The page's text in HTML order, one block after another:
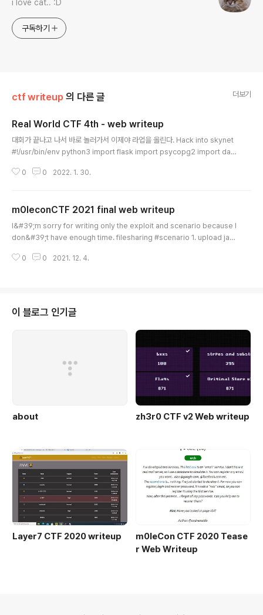
i love cat.. :D
구독하기
ctf writeup 의 다른 글 더보기
Real World CTF 4th - web writeup
대회가 끝나고 나서 바로 놀러가서 이제야 라업을 올린다. Hack into skynet
#!/usr/bin/env python3 import flask import psycopg2 import dat
(__name__, static_url_path='') skynet = Skynet() def skynet_dete
lask.request.headers..
0 0 2022. 1. 30.
m0leconCTF 2021 final web writeup
I&#39;m sorry for writing only the exploit and scenario because I
don&#39;t have enough time. filesharing #scenario 1. upload jav
page 5 inject script into error pageexploit.js a = window.open(&
0 0 2021. 12. 4.
이 블로그 인기글
about zh3r0 CTF v2 Web writeup
Layer7 CTF 2020 writeup
m0leCon CTF 2020 Tease
r Web Writeup